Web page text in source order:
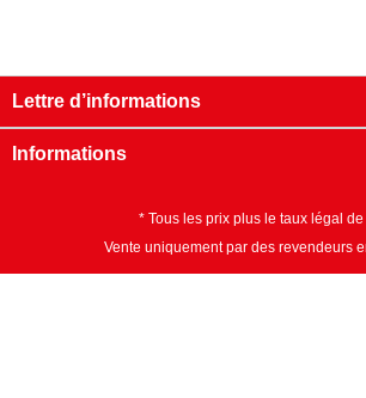
Lettre d’informations
Informations
* Tous les prix plus le taux légal de
Vente uniquement par des revendeurs